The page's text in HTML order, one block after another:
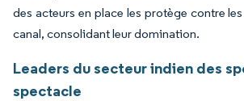
des acteurs en place les protège contre
canal, consolidant leur domination.
Leaders du secteur indien des
spectacle